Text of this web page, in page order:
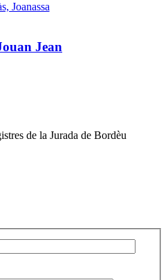
Joanassa
Jean
de la Jurada de Bordèu